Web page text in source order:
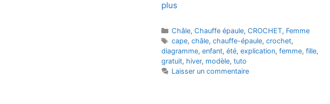
plus
Catégories
Châle, Chauffe épaule, CROCHET, Femme
Étiquettes
cape,châle,chauffe-épaule,crochet,
diagramme, enfant, été, explication, femme, fille,
gratuit, hiver, modèle, tuto
Laisser un commentaire